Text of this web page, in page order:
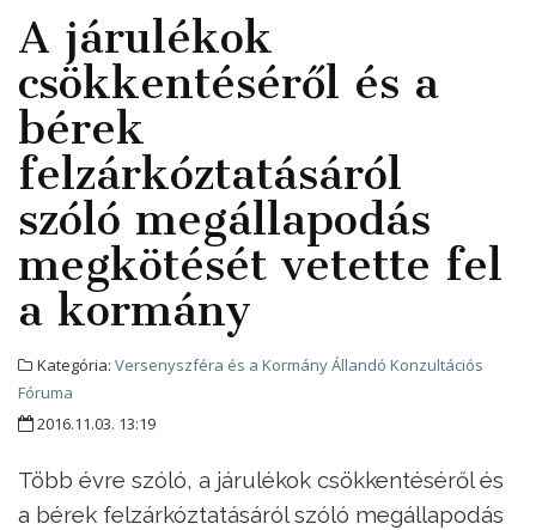
A járulékok
csökkentéséről és a
bérek
felzárkóztatásáról
szóló megállapodás
megkötését vetette fel
a kormány
Kategória: Versenyszféra és a Kormány Állandó Konzultációs
Fóruma
2016.11.03. 13:19
Több évre szóló, a járulékok csökkentéséről és
a bérek felzárkóztatásáról szóló megállapodás